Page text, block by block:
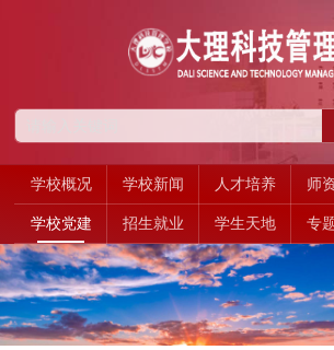
学校概况 学校新闻 人才培养 师
学校党建 招生就业 学生天地 专